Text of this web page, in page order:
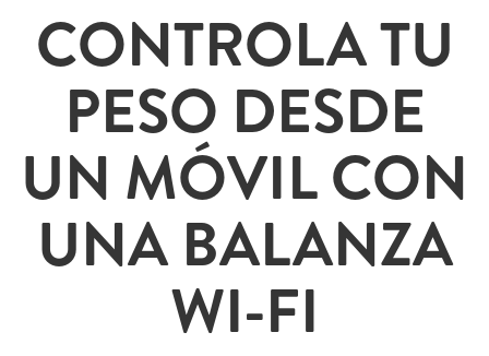
CONTROLA TU
PESO DESDE
UN MÓVIL CON
UNA BALANZA
WI-FI